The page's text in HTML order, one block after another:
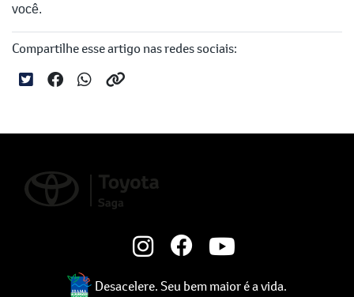
você.
Compartilhe esse artigo nas redes sociais:
Desacelere. Seu bem maior é a vida.